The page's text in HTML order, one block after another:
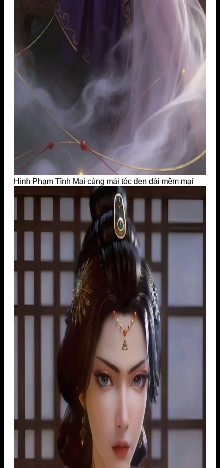
Hình Phạm Tĩnh Mai cùng mái tóc đen dài mềm mại